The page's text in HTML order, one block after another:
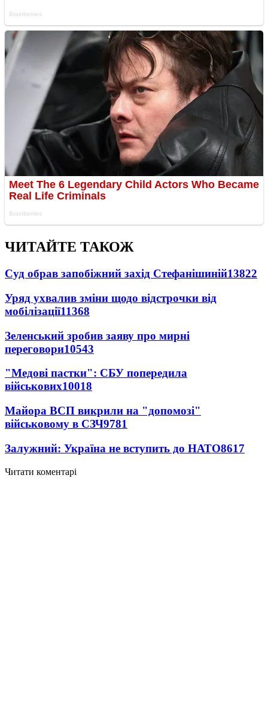
ЧИТАЙТЕ ТАКОЖ
Суд обрав запобіжний захід Стефанішиній13822
Уряд ухвалив зміни щодо відстрочки від
мобілізації11368
Зеленський зробив заяву про мирні
переговори10543
"Медові пастки": СБУ попередила
військових10018
Майора ВСП викрили на "допомозі"
військовому в СЗЧ9781
Залужний: Україна не вступить до НАТО8617
Читати коментарі